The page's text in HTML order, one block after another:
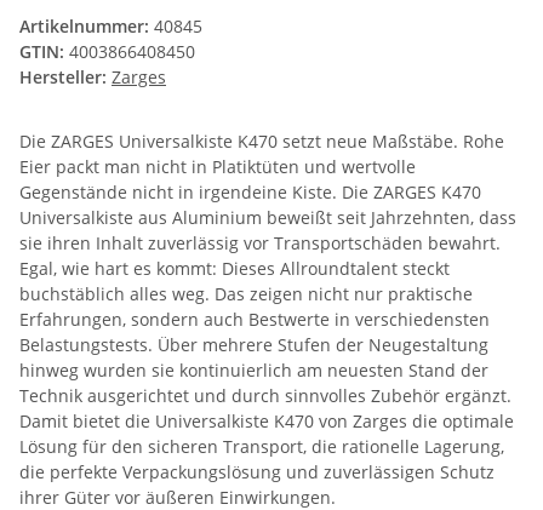
Artikelnummer: 40845
GTIN: 4003866408450
Hersteller: Zarges
Die ZARGES Universalkiste K470 setzt neue Maßstäbe. Rohe
Eier packt man nicht in Platiktüten und wertvolle
Gegenstände nicht in irgendeine Kiste. Die ZARGES K470
Universalkiste aus Aluminium beweißt seit Jahrzehnten, dass
sie ihren Inhalt zuverlässig vor Transportschäden bewahrt.
Egal, wie hart es kommt: Dieses Allroundtalent steckt
buchstäblich alles weg. Das zeigen nicht nur praktische
Erfahrungen, sondern auch Bestwerte in verschiedensten
Belastungstests. Über mehrere Stufen der Neugestaltung
hinweg wurden sie kontinuierlich am neuesten Stand der
Technik ausgerichtet und durch sinnvolles Zubehör ergänzt.
Damit bietet die Universalkiste K470 von Zarges die optimale
Lösung für den sicheren Transport, die rationelle Lagerung,
die perfekte Verpackungslösung und zuverlässigen Schutz
ihrer Güter vor äußeren Einwirkungen.